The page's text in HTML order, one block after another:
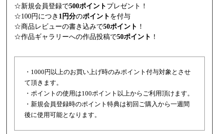
☆新規会員登録で500ポイント プレゼント！
☆100円につき 1円分のポイント を付与
☆商品レビューの書き込みで50ポイント ！
☆作品ギャラリーへの作品投稿で50ポイント ！
・1000円以上のお買い上げ時のみポイント付与対象とさせ
て頂きます。
・ポイントの使用は100ポイント以上からご利用頂けます。
・新規会員登録時のポイント特典は初回ご購入から一週間
後に使用可能となります。